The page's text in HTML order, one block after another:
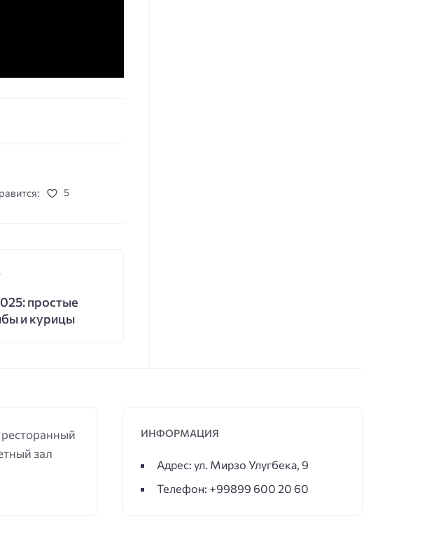
5
простые
и курицы
зал
ИНФОРМАЦИЯ
Адрес: ул. Мирзо Улугбека, 9
Телефон: +99899 600 20 60